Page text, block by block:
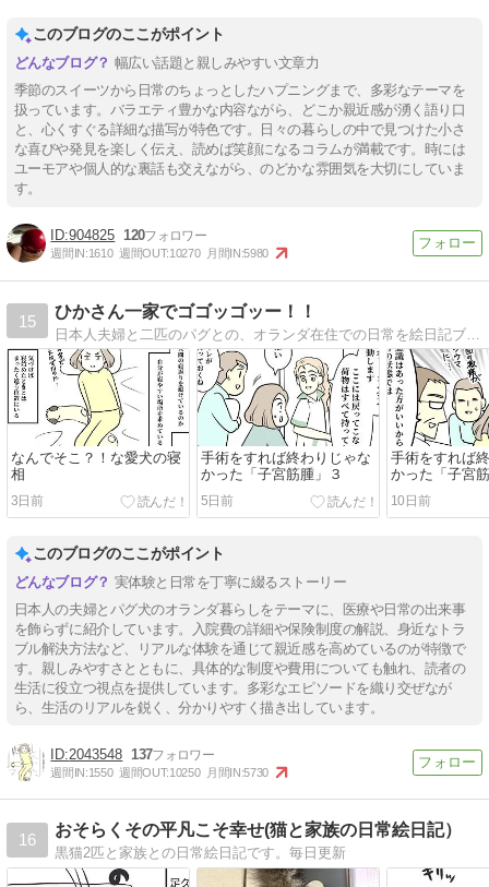
このブログのここがポイント
幅広い話題と親しみやすい文章力
季節のスイーツから日常のちょっとしたハプニングまで、多彩なテーマを
扱っています。バラエティ豊かな内容ながら、どこか親近感が湧く語り口
と、心くすぐる詳細な描写が特色です。日々の暮らしの中で見つけた小さ
な喜びや発見を楽しく伝え、読めば笑顔になるコラムが満載です。時には
ユーモアや個人的な裏話も交えながら、のどかな雰囲気を大切にしていま
す。
904825 120
週間IN:1610 週間OUT:10270 月間IN:5980
15
ひかさん一家でゴゴッゴッー！！
日本人夫婦と二匹のパグとの、オランダ在住での日常を絵日記ブログで描いてます。
なんでそこ？！な愛犬の寝
相
3日前
手術をすれば終わりじゃな
かった「子宮筋腫」３
5日前
手術をすれば
かった「子宮
10日前
このブログのここがポイント
実体験と日常を丁寧に綴るストーリー
日本人の夫婦とパグ犬のオランダ暮らしをテーマに、医療や日常の出来事
を飾らずに紹介しています。入院費の詳細や保険制度の解説、身近なトラ
ブル解決方法など、リアルな体験を通じて親近感を高めているのが特徴で
す。親しみやすさとともに、具体的な制度や費用についても触れ、読者の
生活に役立つ視点を提供しています。多彩なエピソードを織り交ぜなが
ら、生活のリアルを鋭く、分かりやすく描き出しています。
2043548 137
週間IN:1550 週間OUT:10250 月間IN:5730
16
おそらくその平凡こそ幸せ(猫と家族の日常絵日記）
黒猫2匹と家族との日常絵日記です。毎日更新